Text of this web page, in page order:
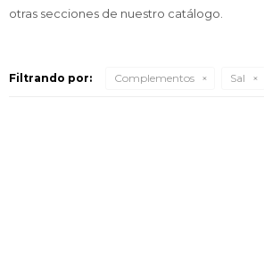
otras secciones de nuestro catálogo.
Filtrando por: Complementos Sal